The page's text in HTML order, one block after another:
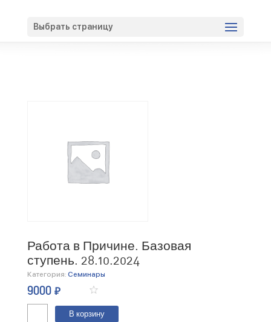
Выбрать страницу
Работа в Причине. Базовая
ступень. 28.10.2024
Категория: Семинары
9000 ₽
Количество
В корзину